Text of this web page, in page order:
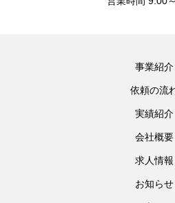
事業紹介
依頼の流
実績紹介
会社概要
求人情報
お知らせ